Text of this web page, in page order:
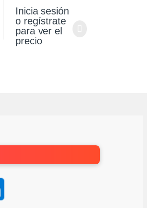
Original
Inicia sesión
o regístrate
para ver el
precio